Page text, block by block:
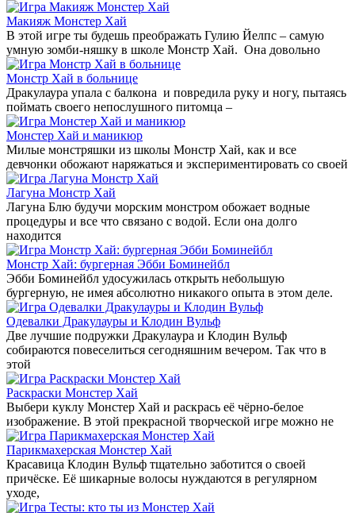
Макияж Монстер Хай
В этой игре ты будешь преображать Гулию Йелпс – самую
умную зомби-няшку в школе Монстр Хай. Она довольно
Монстр Хай в больнице
Дракулаура упала с балкона и повредила руку и ногу, пытаясь
поймать своего непослушного питомца –
Монстер Хай и маникюр
Милые монстряшки из школы Монстр Хай, как и все
девчонки обожают наряжаться и экспериментировать со своей
Лагуна Монстр Хай
Лагуна Блю будучи морским монстром обожает водные
процедуры и все что связано с водой. Если она долго
находится
Монстр Хай: бургерная Эбби Боминейбл
Эбби Боминейбл удосужилась открыть небольшую
бургерную, не имея абсолютно никакого опыта в этом деле.
Одевалки Дракулауры и Клодин Вульф
Две лучшие подружки Дракулаура и Клодин Вульф
собираются повеселиться сегодняшним вечером. Так что в
этой
Раскраски Монстер Хай
Выбери куклу Монстер Хай и раскрась её чёрно-белое
изображение. В этой прекрасной творческой игре можно не
Парикмахерская Монстер Хай
Красавица Клодин Вульф тщательно заботится о своей
причёске. Её шикарные волосы нуждаются в регулярном
уходе,